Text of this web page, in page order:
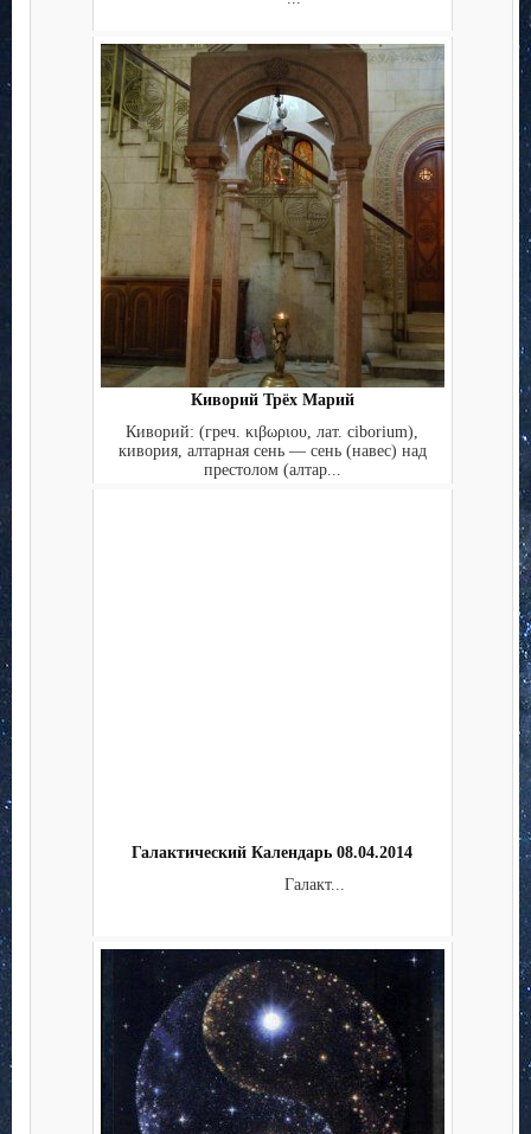
Киворий Трёх Марий
Киворий: (греч. κιβωριου, лат. ciborium),
кивория, алтарная сень — сень (навес) над
престолом (алтар...
Галактический Календарь 08.04.2014
Галакт...